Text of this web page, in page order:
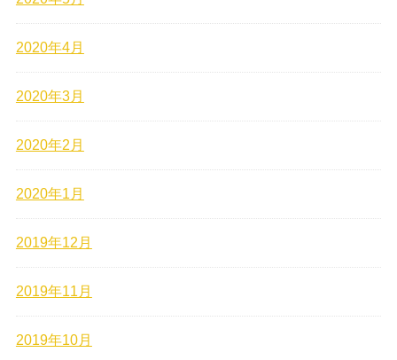
2020年4月
2020年3月
2020年2月
2020年1月
2019年12月
2019年11月
2019年10月